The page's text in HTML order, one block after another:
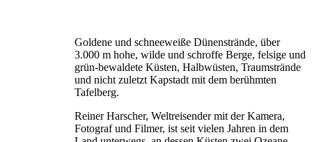
Goldene und schneeweiße Dünenstrände, über
3.000 m hohe, wilde und schroffe Berge, felsige und
grün-bewaldete Küsten, Halbwüsten, Traumstrände
und nicht zuletzt Kapstadt mit dem berühmten
Tafelberg.
Reiner Harscher, Weltreisender mit der Kamera,
Fotograf und Filmer, ist seit vielen Jahren in dem